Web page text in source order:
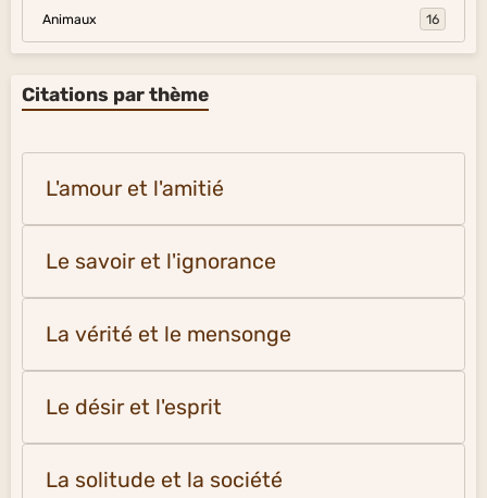
Animaux 16
Citations par thème
L'amour et l'amitié
Le savoir et l'ignorance
La vérité et le mensonge
Le désir et l'esprit
La solitude et la société